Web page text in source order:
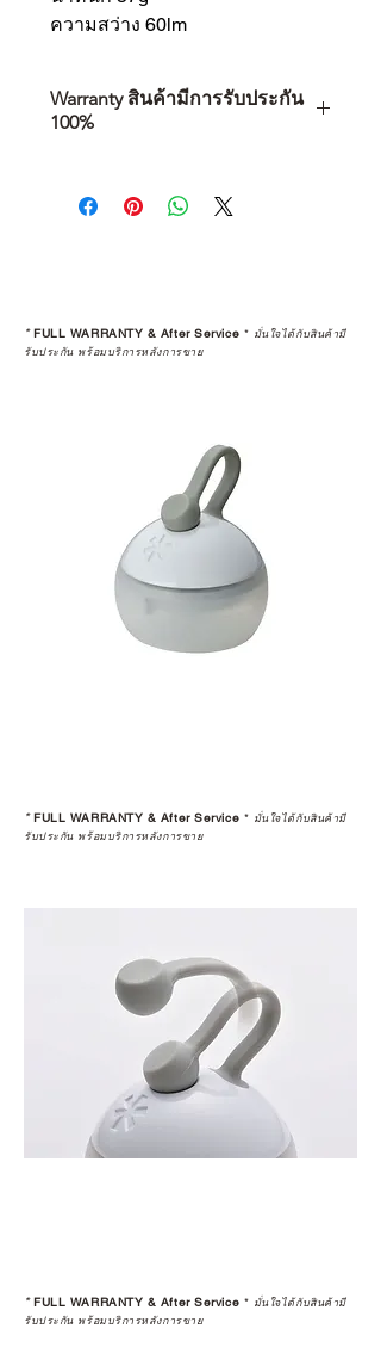
ความสว่าง 60lm
Warranty สินค้ามีการรับประกัน
100%
คุณตัดสินใจซื้อ แต่รวมไปถึง
“ประสบการณ์หลังการใช้งาน” ใน
STUDIO และร้านตัวแทนจำหน่ายที่
ได้รับการแต่งตั้งอย่างเป็นทางการ จะ
เป็นการให้คำแนะนำ การดูแลสินค้า
หรือการแก้ไขปัญหาที่อาจเกิดขึ้นใน
ก่อนตัดสินใจซื้อสินค้า เราอยาก
แนะนำให้คุณสอบถามทุกครั้งว่า ร้าน
ค้าที่คุณกำลังเลือกซื้อนั้น มีการรับ
ประกันสินค้าจากตัวแทนจำหน่าย
ในอุปกรณ์ที่คุณรัก มีคุณค่าอย่าง
เพื่อให้คุณได้รับทั้งสินค้า และ
ประสบการณ์ที่สมบูรณ์แบบในระยะ
อ่านต่อเรื่องการรับประกันสินค้าได้
https://www.campstudio.co.th/
warranty
*FULL WARRANTY & After Service * มั่นใจได้กับสินค้ามี
รับประกัน พร้อมบริการหลังการขาย
*FULL WARRANTY & After Service * มั่นใจได้กับสินค้ามี
รับประกัน พร้อมบริการหลังการขาย
*FULL WARRANTY & After Service * มั่นใจได้กับสินค้ามี
รับประกัน พร้อมบริการหลังการขาย